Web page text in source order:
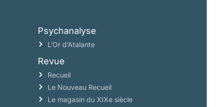
Psychanalyse
L’Or d’Atalante
Revue
Recueil
Le Nouveau Recueil
Le magasin du XIXe siècle